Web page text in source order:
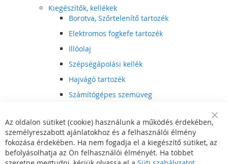
Kiegészítők, kellékek
Borotva, Szőrtelenítő tartozék
Elektromos fogkefe tartozék
Illóolaj
Szépségápolási kellék
Hajvágó tartozék
Számítógépes szemüveg
Hajvágó kiegészítő
Szórakoztató elektronika
Multimédia
DVD, BluRay lejátszó
Bar
Az oldalon sütiket (cookie) használunk a működés érdekében,
személyreszabott ajánlatokhoz és a felhasználói élmény
fokozása érdekében. Ha nem fogadja el a kiegészítő sütiket, az
befolyásolhatja az Ön felhasználói élményét. Ha többet